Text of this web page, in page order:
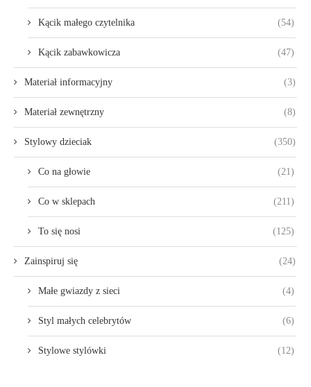
Kącik małego czytelnika (54)
Kącik zabawkowicza (47)
Materiał informacyjny (3)
Materiał zewnętrzny (8)
Stylowy dzieciak (350)
Co na głowie (21)
Co w sklepach (211)
To się nosi (125)
Zainspiruj się (24)
Małe gwiazdy z sieci (4)
Styl małych celebrytów (6)
Stylowe stylówki (12)